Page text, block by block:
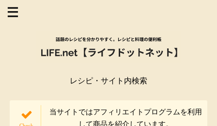
レシピ・サイト内検索
当サイトではアフィリエイトプログラムを利用
して商品を紹介しています。